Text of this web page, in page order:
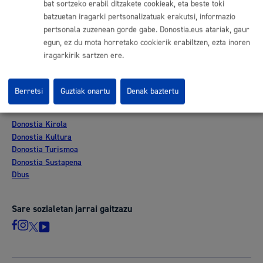
Lan eskaintza
Kontratatzailaren profila
Egoitza elektronikoa
Mapak - GeoDonostia
Prentsa aretoa
Beste webgune korporatibo batzuk
Donostia Kirola
Donostia Kultura
Donostia Turismoa
Donostia Sustapena
Dbus
Sare sozialetan jarrai gaitzazu
bat sortzeko erabil ditzakete cookieak, eta beste toki
batzuetan iragarki pertsonalizatuak erakutsi, informazio
pertsonala zuzenean gorde gabe. Donostia.eus atariak, gaur
egun, ez du mota horretako cookierik erabiltzen, ezta inoren
iragarkirik sartzen ere.
Denak baztertu
Berretsi Guztiak onartu